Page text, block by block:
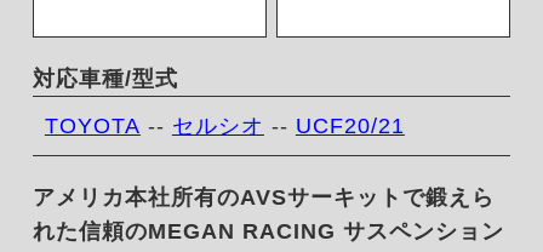
対応車種/型式
TOYOTA -- セルシオ -- UCF20/21
アメリカ本社所有のAVSサーキットで鍛えら
れた信頼のMEGAN RACING サスペンション